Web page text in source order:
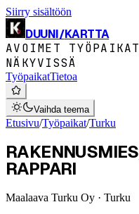
Siirry sisältöön
DUUNI/KARTTA
AVOIMET
NÄKYVISSÄ
TyöpaikatTietoa
Vaihda teema
Etusivu/Työpaikat/Turku
RAPPARI
Maalaava Turku Oy · Turku